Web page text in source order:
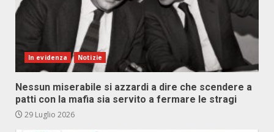
In evidenza Notizie
Nessun miserabile si azzardi a dire che scendere a
patti con la mafia sia servito a fermare le stragi
29 Luglio 2026